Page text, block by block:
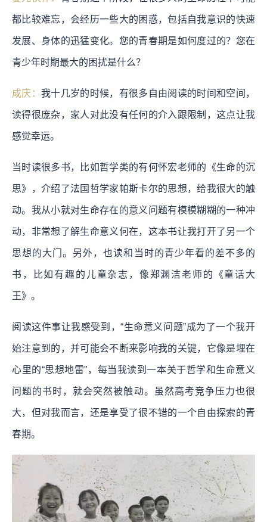
都比较难忘，会经历一些大的困惑，包括自我意识的快速
发展、身体的迅猛变化。您的青春期是如何度过的？您在
青少年时期最大的困扰是什么？
成庆： 我十几岁的时候，有很多自由阅读的时间和空间，
读得很庞杂，家人对此没有任何的介入跟限制，这点让我
感觉幸运。
当时读很多书，比如哲学类的有何怀宏老师的《生命的沉
思》，介绍了法国哲学家帕斯卡尔的思想，给我很大的触
动。我从小就对生命存在的意义问题有模模糊糊的一种冲
动，非常想了解生命意义何在，这本书让我打开了另一个
思想的大门。另外，也读和当时的青少年看的差不多的
书，比如有趣的儿童杂志，像郑渊洁老师的《童话大
王》。
阅读这件事让我感受到，“生命意义问题”成为了一个我开
始注意到的，并可能会不断来影响我的关键，它像是埋在
心里的“思想地雷”，每当我读到一本关于哲学和生命意义
问题的书时，就会突然被触动。虽然高考竞争压力也很
大，但对我而言，还是享受了很不错的一个自由探索的青
春期。